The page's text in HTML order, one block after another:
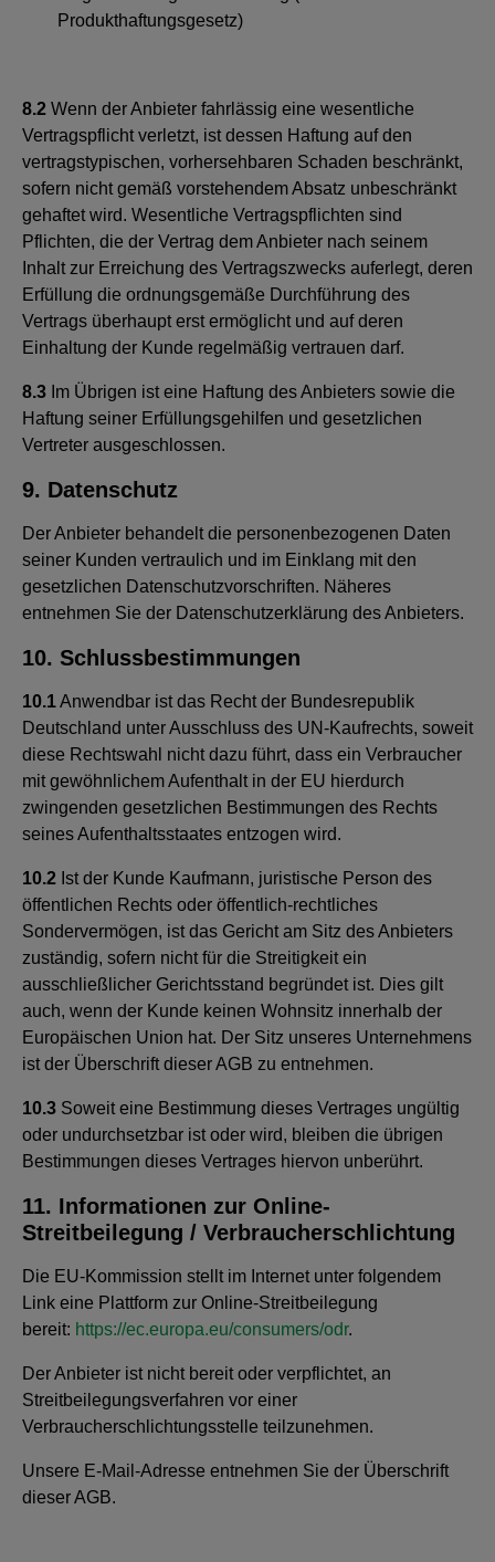
Produkthaftungsgesetz)
8.2 Wenn der Anbieter fahrlässig eine wesentliche
Vertragspflicht verletzt, ist dessen Haftung auf den
vertragstypischen, vorhersehbaren Schaden beschränkt,
sofern nicht gemäß vorstehendem Absatz unbeschränkt
gehaftet wird. Wesentliche Vertragspflichten sind
Pflichten, die der Vertrag dem Anbieter nach seinem
Inhalt zur Erreichung des Vertragszwecks auferlegt, deren
Erfüllung die ordnungsgemäße Durchführung des
Vertrags überhaupt erst ermöglicht und auf deren
Einhaltung der Kunde regelmäßig vertrauen darf.
8.3 Im Übrigen ist eine Haftung des Anbieters sowie die
Haftung seiner Erfüllungsgehilfen und gesetzlichen
Vertreter ausgeschlossen.
9. Datenschutz
Der Anbieter behandelt die personenbezogenen Daten
seiner Kunden vertraulich und im Einklang mit den
gesetzlichen Datenschutzvorschriften. Näheres
entnehmen Sie der Datenschutzerklärung des Anbieters.
10. Schlussbestimmungen
10.1Anwendbar ist das Recht der Bundesrepublik
Deutschland unter Ausschluss des UN-Kaufrechts, soweit
diese Rechtswahl nicht dazu führt, dass ein Verbraucher
mit gewöhnlichem Aufenthalt in der EU hierdurch
zwingenden gesetzlichen Bestimmungen des Rechts
seines Aufenthaltsstaates entzogen wird.
10.2 Ist der Kunde Kaufmann, juristische Person des
öffentlichen Rechts oder öffentlich-rechtliches
Sondervermögen, ist das Gericht am Sitz des Anbieters
zuständig, sofern nicht für die Streitigkeit ein
ausschließlicher Gerichtsstand begründet ist. Dies gilt
auch, wenn der Kunde keinen Wohnsitz innerhalb der
Europäischen Union hat. Der Sitz unseres Unternehmens
ist der Überschrift dieser AGB zu entnehmen.
10.3 Soweit eine Bestimmung dieses Vertrages ungültig
oder undurchsetzbar ist oder wird, bleiben die übrigen
Bestimmungen dieses Vertrages hiervon unberührt.
11. Informationen zur Online-
Streitbeilegung / Verbraucherschlichtung
Die EU-Kommission stellt im Internet unter folgendem
Link eine Plattform zur Online-Streitbeilegung
bereit: https://ec.europa.eu/consumers/odr.
Der Anbieter ist nicht bereit oder verpflichtet, an
Streitbeilegungsverfahren vor einer
Verbraucherschlichtungsstelle teilzunehmen.
Unsere E-Mail-Adresse entnehmen Sie der Überschrift
dieser AGB.